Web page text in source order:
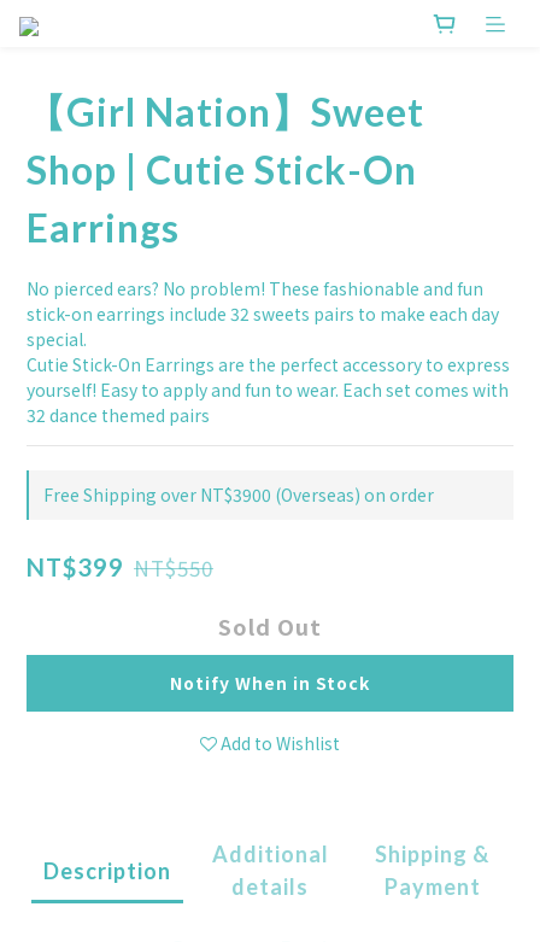
【Girl Nation】Sweet
Shop | Cutie Stick-On
Earrings
No pierced ears? No problem! These fashionable and fun
stick-on earrings include 32 sweets pairs to make each day
special.
Cutie Stick-On Earrings are the perfect accessory to express
yourself! Easy to apply and fun to wear. Each set comes with
32 dance themed pairs
Free Shipping over NT$3900 (Overseas) on order
NT$399 NT$550
Sold Out
Notify When in Stock
Add to Wishlist
Description
Additional
details
Shipping &
Payment